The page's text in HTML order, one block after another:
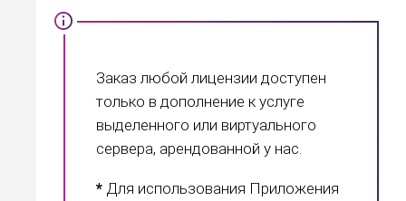
Заказ любой лицензии доступен
только в дополнение к услуге
выделенного или виртуального
сервера, арендованной у нас.
* Для использования Приложения